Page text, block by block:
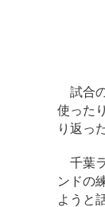
試合
使った
り返っ
千葉
ンドの
ようと